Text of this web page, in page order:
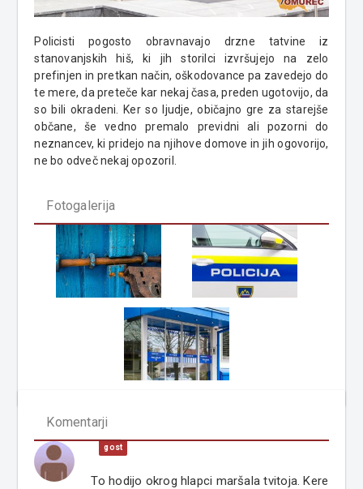
Policisti pogosto obravnavajo drzne tatvine iz
stanovanjskih hiš, ki jih storilci izvršujejo na zelo
prefinjen in pretkan način, oškodovance pa zavedejo do
te mere, da preteče kar nekaj časa, preden ugotovijo, da
so bili okradeni. Ker so ljudje, običajno gre za starejše
občane, še vedno premalo previdni ali pozorni do
neznancev, ki pridejo na njihove domove in jih ogovorijo,
ne bo odveč nekaj opozoril.
Fotogalerija
Komentarji
gost
To hodijo okrog hlapci maršala tvitoja. Kere